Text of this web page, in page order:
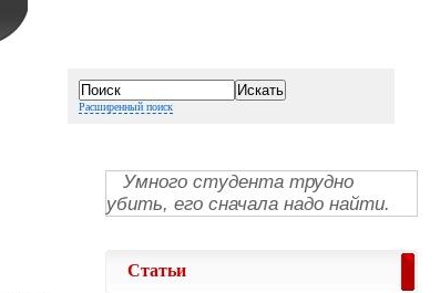
Расширенный поиск
Умного студента трудно
убить, его сначала надо найти.
Статьи